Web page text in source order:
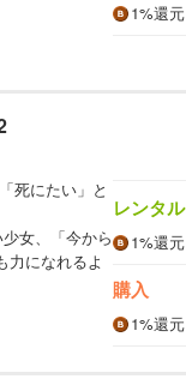
1%還元
死にたい」と
女、「今から
力になれるよ
レンタル
1%還元
購入
1%還元